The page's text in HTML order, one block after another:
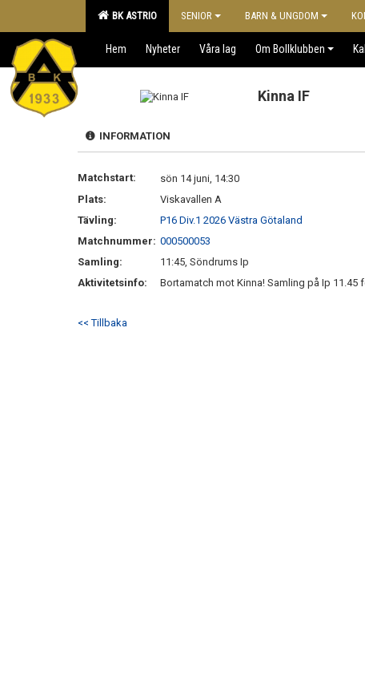
BK ASTRIO SENIOR BARN & UNGDOM
Hem Nyheter Våra lag Om Bollklubben
Kinna IF
INFORMATION
Matchstart:
sön 14 juni, 14:30
Plats:
Viskavallen A
Tävling:
P16 Div.1 2026 Västra Götaland
Matchnummer: 000500053
Samling:
11:45, Söndrums Ip
Aktivitetsinfo:
Bortamatch mot Kinna! Samling på Ip 11.45
<< Tillbaka